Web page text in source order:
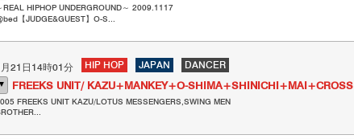
REAL HIPHOP UNDERGROUND～ 2009.1117
【JUDGE&GUEST】O-S...
21日14時01分 HIP HOP JAPAN DANCER
▼ FREEKS UNIT/ KAZU+MANKEY+O-SHIMA+SHINICHI+MAI+CROSS
FREEKS UNIT KAZU/LOTUS MESSENGERS,SWING MEN